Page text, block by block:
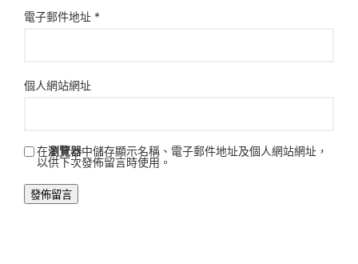
電子郵件地址 *
個人網站網址
在瀏覽器中儲存顯示名稱、電子郵件地址及個人網站網址，
以供下次發佈留言時使用。